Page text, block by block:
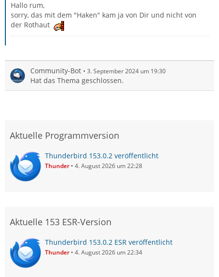
Hallo rum,
sorry, das mit dem "Haken" kam ja von Dir und nicht von
der Rothaut
Community-Bot 3. September 2024 um 19:30
Hat das Thema geschlossen.
Aktuelle Programmversion
Thunderbird 153.0.2 veröffentlicht
Thunder 4. August 2026 um 22:28
Aktuelle 153 ESR-Version
Thunderbird 153.0.2 ESR veröffentlicht
Thunder 4. August 2026 um 22:34